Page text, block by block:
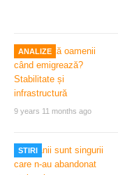
ANALIZE
9 years 11 months ago
STIRI